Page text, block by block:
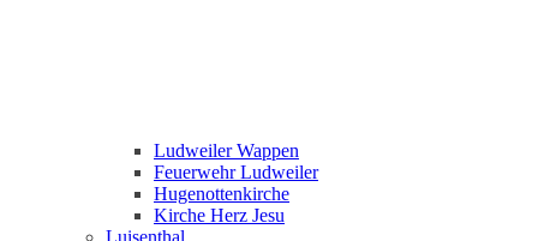
Ludweiler Wappen
Feuerwehr Ludweiler
Hugenottenkirche
Kirche Herz Jesu